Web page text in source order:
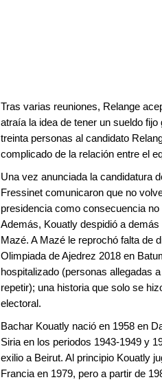
Tras varias reuniones, Relange
atraía la idea de tener un sueldo
treinta personas al candidato
complicado de la relación entre el
Una vez anunciada la candidatura
Fressinet comunicaron que no
presidencia como consecuencia
Además, Kouatly despidió a
Mazé. A Mazé le reprochó falta de
Olimpiada de Ajedrez 2018 en
hospitalizado (personas allegadas
repetir); una historia que solo se
electoral.
Bachar Kouatly nació en 1958 en
Siria en los periodos 1943-1949 y
exilio a Beirut. Al principio Kouatly
Francia en 1979, pero a partir de